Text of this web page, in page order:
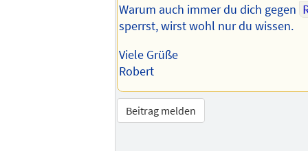
Warum auch immer du dich gegen
sperrst, wirst wohl nur du wissen.
Viele Grüße
Robert
Beitrag melden